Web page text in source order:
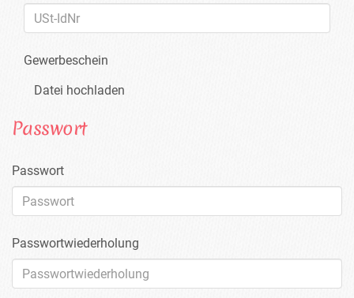
Gewerbeschein
Datei hochladen
Passwort
Passwort
Passwortwiederholung